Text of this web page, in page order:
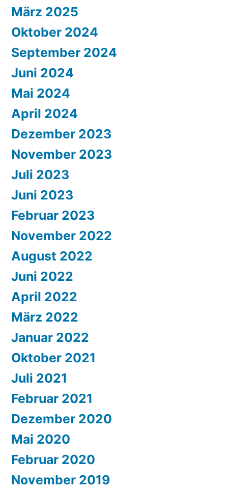
März 2025
Oktober 2024
September 2024
Juni 2024
Mai 2024
April 2024
Dezember 2023
November 2023
Juli 2023
Juni 2023
Februar 2023
November 2022
August 2022
Juni 2022
April 2022
März 2022
Januar 2022
Oktober 2021
Juli 2021
Februar 2021
Dezember 2020
Mai 2020
Februar 2020
November 2019